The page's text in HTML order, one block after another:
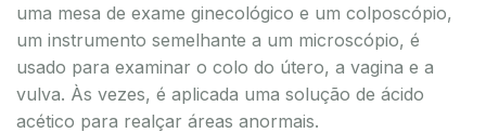
uma mesa de exame ginecológico e um colposcópio,
um instrumento semelhante a um microscópio, é
usado para examinar o colo do útero, a vagina e a
vulva. Às vezes, é aplicada uma solução de ácido
acético para realçar áreas anormais.